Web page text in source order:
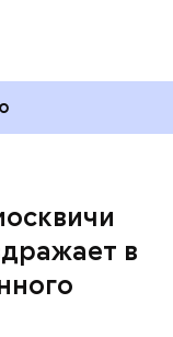
в
пытаешься
прямо по
а они
—